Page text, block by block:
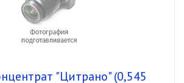
"Цитрано" (0,545